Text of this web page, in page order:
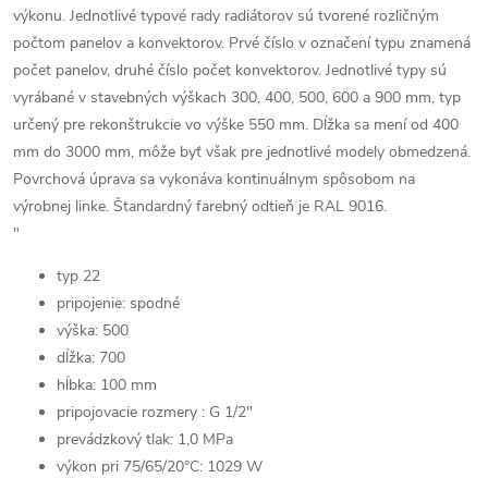
výkonu. Jednotlivé typové rady radiátorov sú tvorené rozličným
počtom panelov a konvektorov. Prvé číslo v označení typu znamená
počet panelov, druhé číslo počet konvektorov. Jednotlivé typy sú
vyrábané v stavebných výškach 300, 400, 500, 600 a 900 mm, typ
určený pre rekonštrukcie vo výške 550 mm. Dĺžka sa mení od 400
mm do 3000 mm, môže byť však pre jednotlivé modely obmedzená.
Povrchová úprava sa vykonáva kontinuálnym spôsobom na
výrobnej linke. Štandardný farebný odtieň je RAL 9016.
"
typ 22
pripojenie: spodné
výška: 500
dĺžka: 700
hĺbka: 100 mm
pripojovacie rozmery : G 1/2"
prevádzkový tlak: 1,0 MPa
výkon pri 75/65/20°C: 1029 W